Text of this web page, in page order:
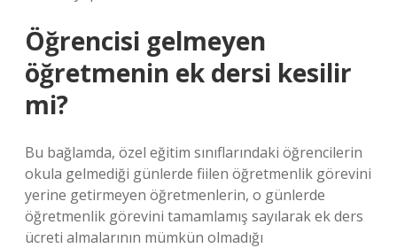
Öğrencisi gelmeyen
öğretmenin ek dersi kesilir
mi?
Bu bağlamda, özel eğitim sınıflarındaki öğrencilerin
okula gelmediği günlerde fiilen öğretmenlik görevini
yerine getirmeyen öğretmenlerin, o günlerde
öğretmenlik görevini tamamlamış sayılarak ek ders
ücreti almalarının mümkün olmadığı